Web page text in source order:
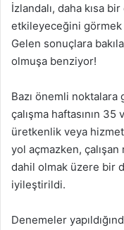
İzlandalı, daha kısa
etkileyeceğini görmek
Gelen sonuçlara
olmuşa benziyor!
Bazı önemli
çalışma haftasının
üretkenlik veya
yol açmazken, çalışan
dahil olmak üzere bir
iyileştirildi.
Denemeler